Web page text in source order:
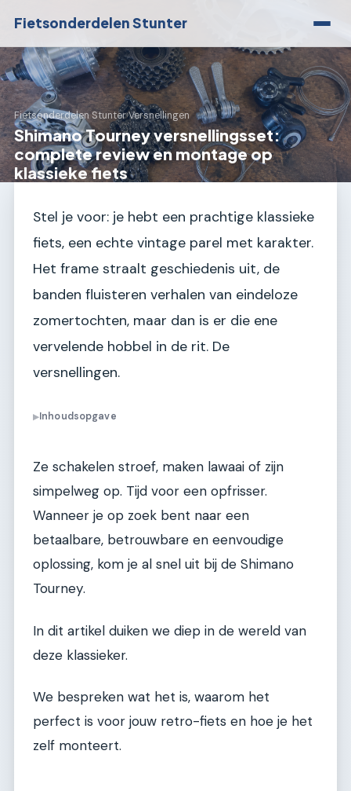
Fietsonderdelen Stunter
Fietsonderdelen Stunter›Versnellingen
Shimano Tourney versnellingsset:
complete review en montage op
klassieke fiets
Stel je voor: je hebt een prachtige klassieke
fiets, een echte vintage parel met karakter.
Het frame straalt geschiedenis uit, de
banden fluisteren verhalen van eindeloze
zomertochten, maar dan is er die ene
vervelende hobbel in de rit. De
versnellingen.
▶Inhoudsopgave
Ze schakelen stroef, maken lawaai of zijn
simpelweg op. Tijd voor een opfrisser.
Wanneer je op zoek bent naar een
betaalbare, betrouwbare en eenvoudige
oplossing, kom je al snel uit bij de Shimano
Tourney.
In dit artikel duiken we diep in de wereld van
deze klassieker.
We bespreken wat het is, waarom het
perfect is voor jouw retro-fiets en hoe je het
zelf monteert.